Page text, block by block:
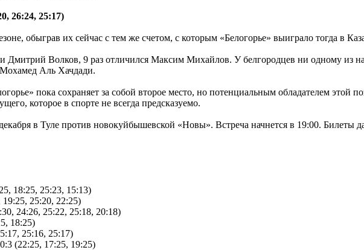
26:24, 25:17)
обыграв их сейчас с тем же счетом, с которым «Белогорье» выиграло тогда в
Дмитрий Волков, 9 раз отличился Максим Михайлов. У белгородцев ни одному из
Аль Хачдади.
пока сохраняет за собой второе место, но потенциальным обладателем этой
которое в спорте не всегда предсказуемо.
в Туле против новокуйбышевской «Новы». Встреча начнется в 19:00. Билеты
18:25, 25:23, 15:13)
25:20, 22:25)
24:26, 25:22, 25:18, 20:18)
18:25)
25:16, 25:17)
(22:25, 17:25, 19:25)